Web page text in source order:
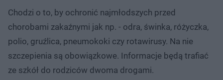
Chodzi o to, by ochronić najmłodszych przed
chorobami zakaźnymi jak np. - odra, świnka, różyczka,
polio, gruźlica, pneumokoki czy rotawirusy. Na nie
szczepienia są obowiązkowe. Informacje będą trafiać
ze szkół do rodziców dwoma drogami.